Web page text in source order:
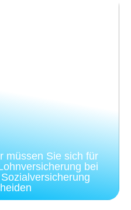
müssen Sie sich für
bei